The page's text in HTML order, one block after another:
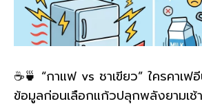
☕🍵 “กาแฟ vs ชาเขียว” ใครคาเฟ
ข้อมูลก่อนเลือกแก้วปลุกพลังยามเช้า